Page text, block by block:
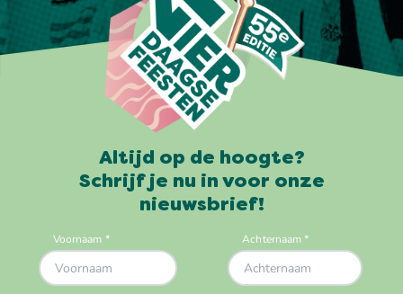
Altijd op de hoogte?
Schrijf je nu in voor onze
nieuwsbrief!